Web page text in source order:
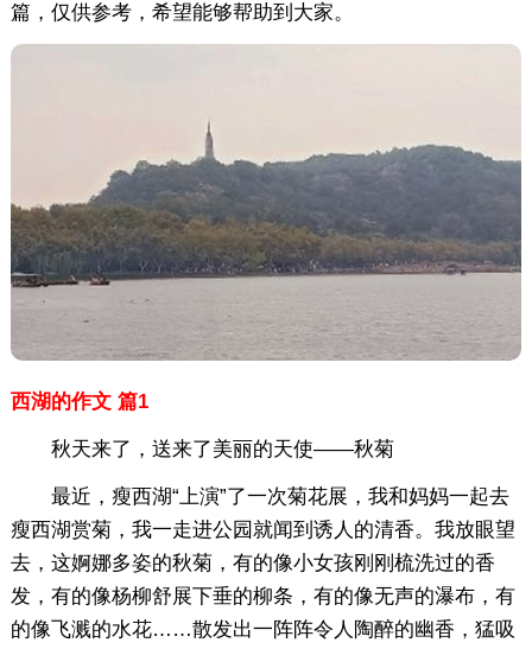
篇，仅供参考，希望能够帮助到大家。
西湖的作文 篇1
秋天来了，送来了美丽的天使——秋菊
最近，瘦西湖“上演”了一次菊花展，我和妈妈一起去
瘦西湖赏菊，我一走进公园就闻到诱人的清香。我放眼望
去，这婀娜多姿的秋菊，有的像小女孩刚刚梳洗过的香
发，有的像杨柳舒展下垂的柳条，有的像无声的瀑布，有
的像飞溅的水花……散发出一阵阵令人陶醉的幽香，猛吸